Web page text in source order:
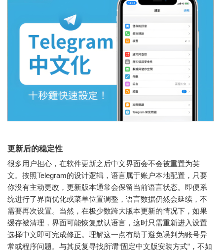
更新后的稳定性
很多用户担心，在软件更新之后中文界面会不会被重置为英
文。按照Telegram的设计逻辑，语言属于账户本地配置，只要
你没有主动更改，更新版本通常会保留当前语言状态。即便系
统进行了界面优化或菜单位置调整，语言数据仍然会延续，不
需要再次设置。当然，在极少数跨大版本更新的情况下，如果
缓存被清理，界面可能恢复默认语言，这时只需重新进入设置
选择中文即可完成修正。理解这一点有助于避免误判为账号异
常或程序问题。与其反复寻找所谓“固定中文版安装方式”，不如